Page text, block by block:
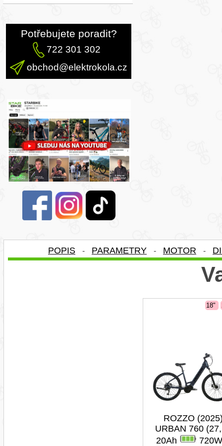
Potřebujete poradit?
722 301 302
obchod@elektrokola.cz
POPIS - PARAMETRY - MOTOR -
18"
ROZZO
URBAN 760
20Ah